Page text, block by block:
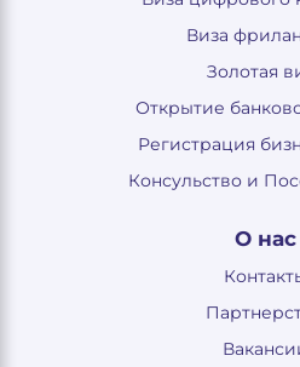
Виза
Золотая
Открытие
Регистрация
Консульство и
О нас